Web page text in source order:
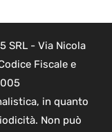
SRL - Via Nicola
Fiscale e
in quanto
Non può